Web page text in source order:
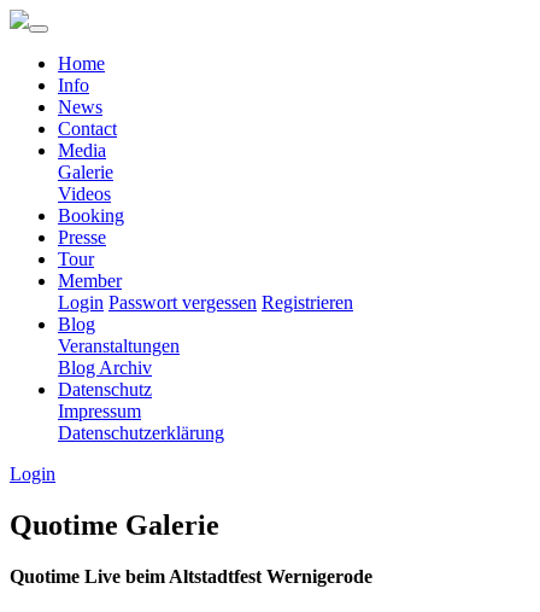
Home
Info
News
Contact
Media
Galerie
Videos
Booking
Presse
Tour
Member
Login Passwort vergessen Registrieren
Blog
Veranstaltungen
Blog Archiv
Datenschutz
Impressum
Datenschutzerklärung
Login
Quotime Galerie
Quotime Live beim Altstadtfest Wernigerode